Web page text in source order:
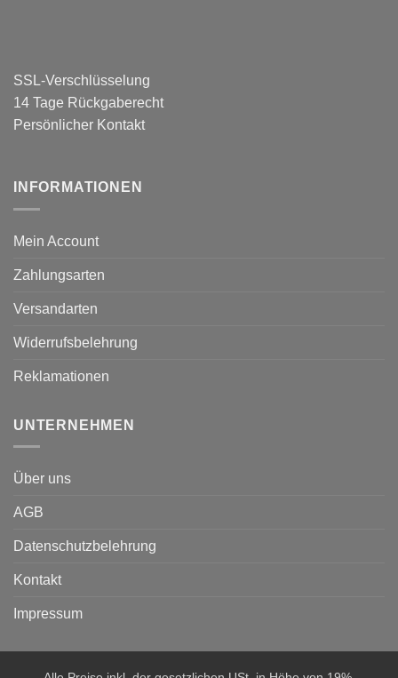
SSL-Verschlüsselung
14 Tage Rückgaberecht
Persönlicher Kontakt
INFORMATIONEN
Mein Account
Zahlungsarten
Versandarten
Widerrufsbelehrung
Reklamationen
UNTERNEHMEN
Über uns
AGB
Datenschutzbelehrung
Kontakt
Impressum